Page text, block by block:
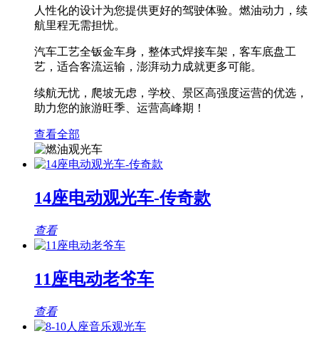
人性化的设计为您提供更好的驾驶体验。燃油动力，续
航里程无需担忧。
汽车工艺全钣金车身，整体式焊接车架，客车底盘工
艺，适合客流运输，澎湃动力成就更多可能。
续航无忧，爬坡无虑，学校、景区高强度运营的优选，
助力您的旅游旺季、运营高峰期！
查看全部
14座电动观光车-传奇款
查看
11座电动老爷车
查看